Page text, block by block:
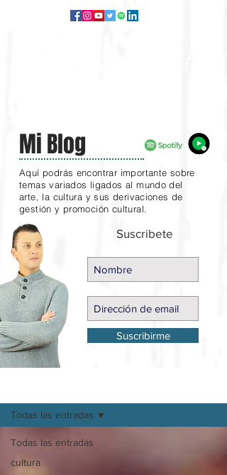
Mi Blog
Aquí podrás encontrar importante sobre
temas variados ligados al mundo del
arte, la cultura y sus derivaciones de
gestión y promoción cultural.
Suscribete
Suscribirme
Todas las entradas
cultura
Todas las entradas